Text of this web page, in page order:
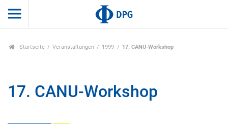
Startseite Veranstaltungen 1999 17. CANU-Workshop
17. CANU-Workshop